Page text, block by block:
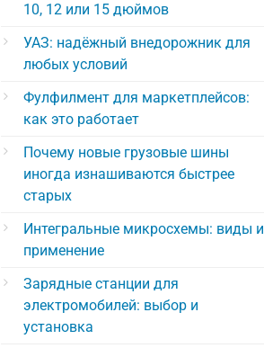
10, 12 или 15 дюймов
УАЗ: надёжный внедорожник для
любых условий
Фулфилмент для маркетплейсов:
как это работает
Почему новые грузовые шины
иногда изнашиваются быстрее
старых
Интегральные микросхемы: виды и
применение
Зарядные станции для
электромобилей: выбор и
установка